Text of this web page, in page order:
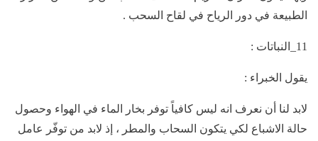
الطبيعة في دور الرياح في لقاح السحب .
11_النباتات :
يقول الخبراء :
لابد لنا أن نعرف انه ليس كافياً توفر بخار الماء في الهواء وحصول
حالة الاشباع لكي يتكون السحاب والمطر ، إذ لابد من توفّر عامل